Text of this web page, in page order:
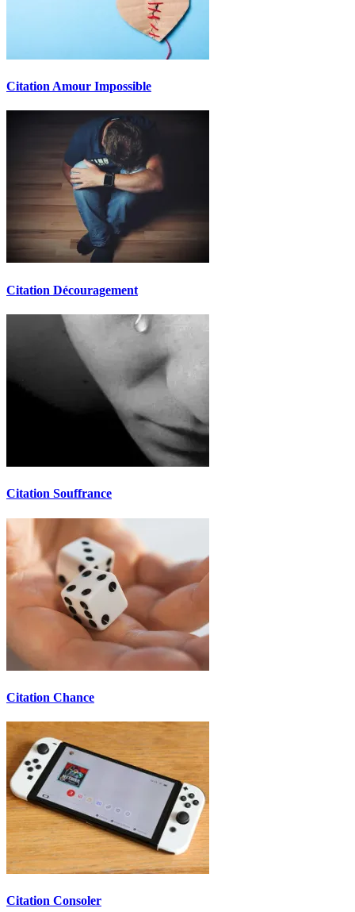
Citation Amour Impossible
Citation Découragement
Citation Souffrance
Citation Chance
Citation Consoler